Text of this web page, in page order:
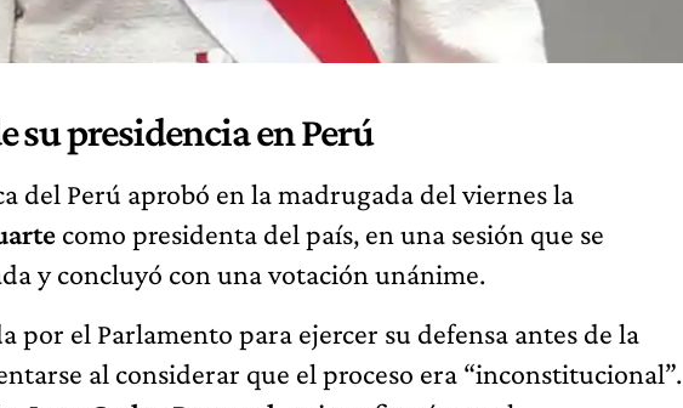
su presidencia en Perú
del Perú aprobó en la madrugada del viernes la
como presidenta del país, en una sesión que se
y concluyó con una votación unánime.
por el Parlamento para ejercer su defensa antes de la
al considerar que el proceso era “inconstitucional”.